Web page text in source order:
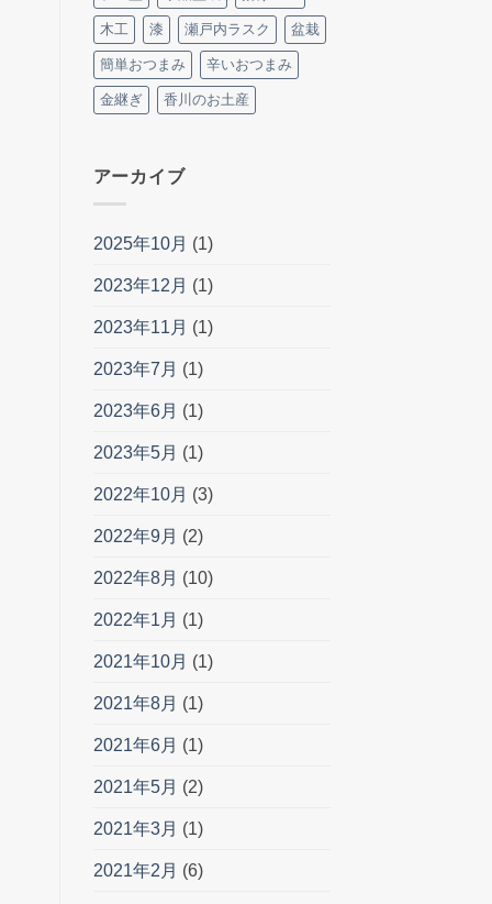
木工 漆 瀬戸内ラスク 盆栽
簡単おつまみ 辛いおつまみ
金継ぎ 香川のお土産
アーカイブ
2025年10月 (1)
2023年12月 (1)
2023年11月 (1)
2023年7月 (1)
2023年6月 (1)
2023年5月 (1)
2022年10月 (3)
2022年9月 (2)
2022年8月 (10)
2022年1月 (1)
2021年10月 (1)
2021年8月 (1)
2021年6月 (1)
2021年5月 (2)
2021年3月 (1)
2021年2月 (6)